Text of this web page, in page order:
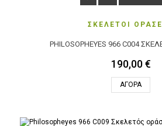
ΣΚΕΛΕΤΟΙ
PHILOSOPHEYES 966 C004
190,00 €
ΑΓΟΡΆ